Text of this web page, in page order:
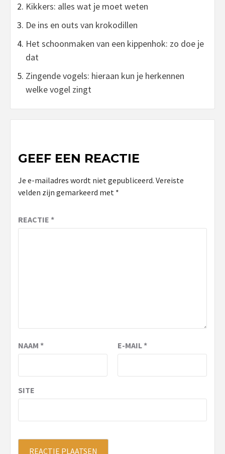
Kikkers: alles wat je moet weten
De ins en outs van krokodillen
Het schoonmaken van een kippenhok: zo doe je
dat
Zingende vogels: hieraan kun je herkennen
welke vogel zingt
GEEF EEN REACTIE
Je e-mailadres wordt niet gepubliceerd. Vereiste
velden zijn gemarkeerd met *
REACTIE *
NAAM * E-MAIL*
SITE